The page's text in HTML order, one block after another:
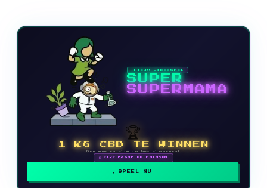
NIEUW VIDEOSPEL
SUPER
SUPERMAMA
🏆
1 KG CBD TE WINNEN
Doe mee en klim in het klassement
🗓 ELKE MAAND BELONINGEN
SPEEL NU